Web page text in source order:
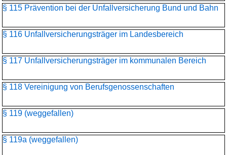
§ 115 Prävention bei der Unfallversicherung Bund und Bahn
§ 116 Unfallversicherungsträger im Landesbereich
§ 117 Unfallversicherungsträger im kommunalen Bereich
§ 118 Vereinigung von Berufsgenossenschaften
§ 119 (weggefallen)
§ 119a (weggefallen)